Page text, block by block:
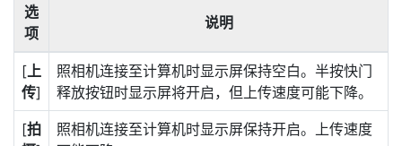
选
项
说明
[上
传]
照相机连接至计算机时显示屏保持空白。半按快门
释放按钮时显示屏将开启，但上传速度可能下降。
[拍
照相机连接至计算机时显示屏保持开启。上传速度